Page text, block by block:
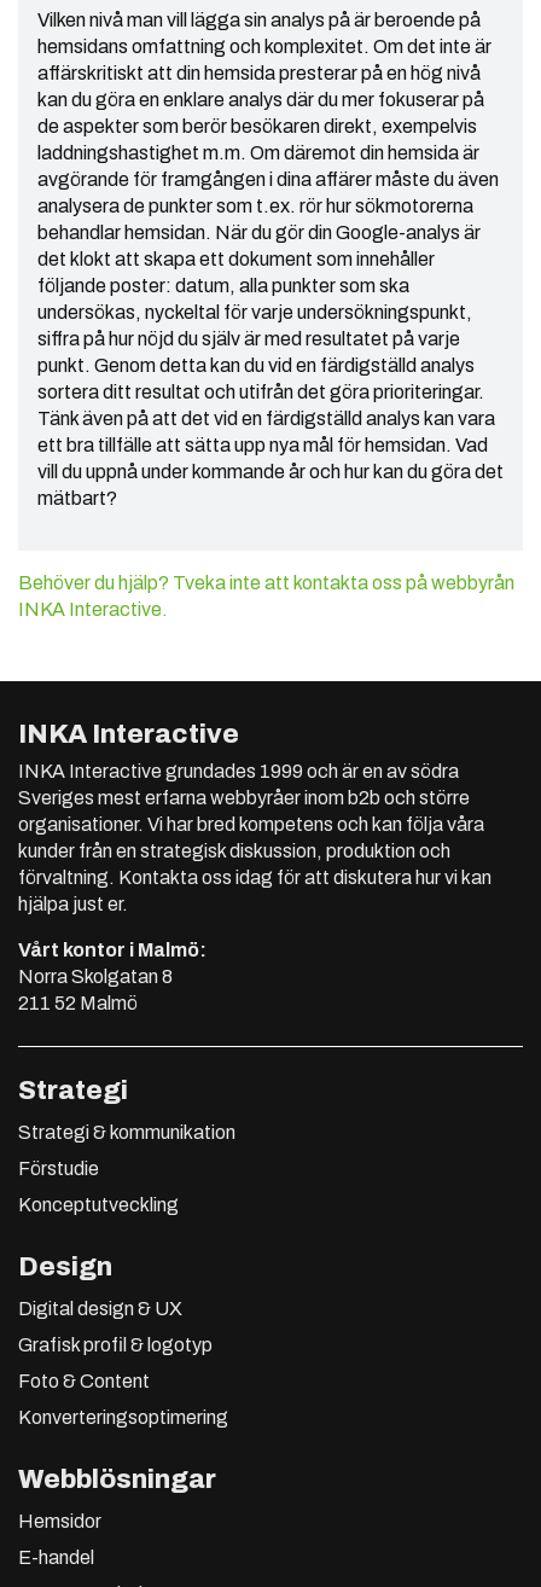
Vilken nivå man vill lägga sin analys på är beroende på
hemsidans omfattning och komplexitet. Om det inte är
affärskritiskt att din hemsida presterar på en hög nivå
kan du göra en enklare analys där du mer fokuserar på
de aspekter som berör besökaren direkt, exempelvis
laddningshastighet m.m. Om däremot din hemsida är
avgörande för framgången i dina affärer måste du även
analysera de punkter som t.ex. rör hur sökmotorerna
behandlar hemsidan. När du gör din Google-analys är
det klokt att skapa ett dokument som innehåller
följande poster: datum, alla punkter som ska
undersökas, nyckeltal för varje undersökningspunkt,
siffra på hur nöjd du själv är med resultatet på varje
punkt. Genom detta kan du vid en färdigställd analys
sortera ditt resultat och utifrån det göra prioriteringar.
Tänk även på att det vid en färdigställd analys kan vara
ett bra tillfälle att sätta upp nya mål för hemsidan. Vad
vill du uppnå under kommande år och hur kan du göra det
mätbart?
Behöver du hjälp? Tveka inte att kontakta oss på webbyrån
INKA Interactive.
INKA Interactive
INKA Interactive grundades 1999 och är en av södra
Sveriges mest erfarna webbyråer inom b2b och större
organisationer. Vi har bred kompetens och kan följa våra
kunder från en strategisk diskussion, produktion och
förvaltning. Kontakta oss idag för att diskutera hur vi kan
hjälpa just er.
Vårt kontor i Malmö:
Norra Skolgatan 8
211 52 Malmö
Strategi
Strategi & kommunikation
Förstudie
Konceptutveckling
Design
Digital design & UX
Grafisk profil & logotyp
Foto & Content
Konverteringsoptimering
Webblösningar
Hemsidor
E-handel